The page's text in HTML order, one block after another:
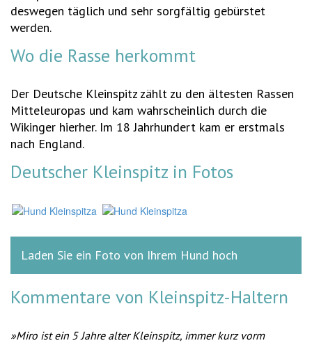
deswegen täglich und sehr sorgfältig gebürstet
werden.
Wo die Rasse herkommt
Der Deutsche Kleinspitz zählt zu den ältesten Rassen
Mitteleuropas und kam wahrscheinlich durch die
Wikinger hierher. Im 18 Jahrhundert kam er erstmals
nach England.
Deutscher Kleinspitz in Fotos
Laden Sie ein Foto von Ihrem Hund hoch
Kommentare von Kleinspitz-Haltern
Miro ist ein 5 Jahre alter Kleinspitz, immer kurz vorm